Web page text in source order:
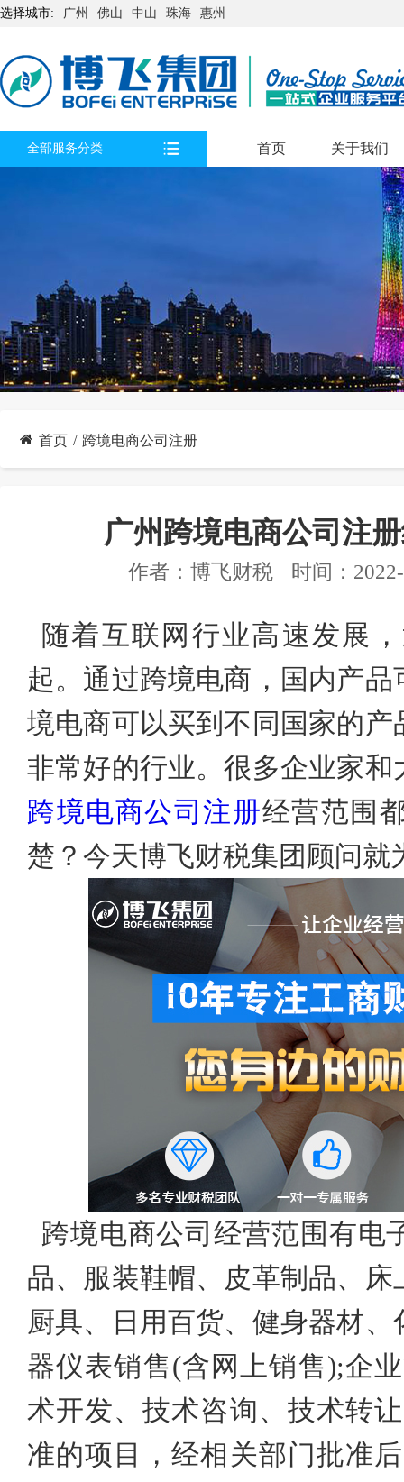
选择城市: 广州 佛山 中山 珠海 惠州
全部服务分类 首页 关于我们
首页 跨境电商公司注册
广州跨境电商公司注
作者： 博飞财税 时间：
随着互联网 行业高速发展，
起。通过跨境电商，国内产
境电商可以买到不同国家的
非常好的行业。很多企业家和
跨境电商公司注册经营范围
楚？今天博飞财税集团顾问就
跨境电商公司经营范围有电
品、服装鞋帽、皮革制品、
厨具、日用百货、健身器材
器仪表销售(含网上销售);企
术开发、技术咨询、技术转
准的项目，经相关部门批准